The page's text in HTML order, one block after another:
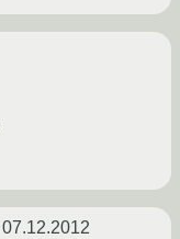
07.12.2012